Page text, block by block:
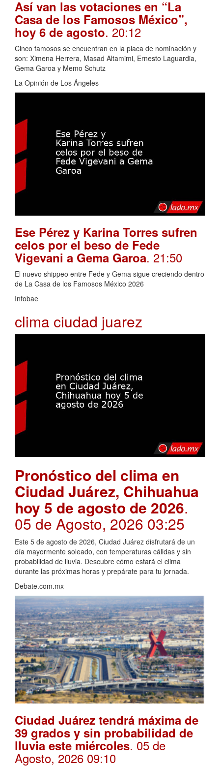
Así van las votaciones en “La
Casa de los Famosos México”,
hoy 6 de agosto. 20:12
Cinco famosos se encuentran en la placa de nominación y
son: Ximena Herrera, Masad Altamimi, Ernesto Laguardia,
Gema Garoa y Memo Schutz
La Opinión de Los Ángeles
Ese Pérez y Karina Torres sufren
celos por el beso de Fede
Vigevani a Gema Garoa. 21:50
El nuevo shippeo entre Fede y Gema sigue creciendo dentro
de La Casa de los Famosos México 2026
Infobae
clima ciudad juarez
Pronóstico del clima en
Ciudad Juárez, Chihuahua
hoy 5 de agosto de 2026.
05 de Agosto, 2026 03:25
Este 5 de agosto de 2026, Ciudad Juárez disfrutará de un
día mayormente soleado, con temperaturas cálidas y sin
probabilidad de lluvia. Descubre cómo estará el clima
durante las próximas horas y prepárate para tu jornada.
Debate.com.mx
Ciudad Juárez tendrá máxima de
39 grados y sin probabilidad de
lluvia este miércoles. 05 de
Agosto, 2026 09:10